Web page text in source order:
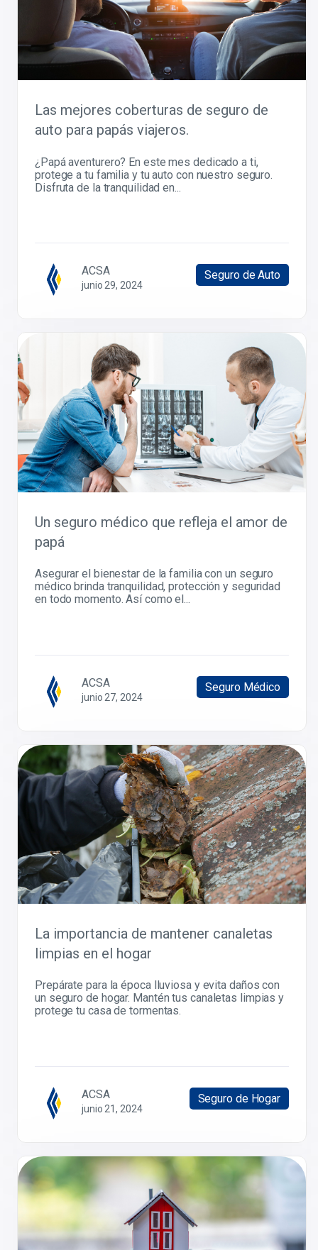
Las mejores coberturas de seguro de
auto para papás viajeros.
¿Papá aventurero? En este mes dedicado a ti,
protege a tu familia y tu auto con nuestro seguro.
Disfruta de la tranquilidad en...
ACSA
junio 29, 2024
Seguro de Auto
Un seguro médico que refleja el amor de
papá
Asegurar el bienestar de la familia con un seguro
médico brinda tranquilidad, protección y seguridad
en todo momento. Así como el...
ACSA
junio 27, 2024
Seguro Médico
La importancia de mantener canaletas
limpias en el hogar
Prepárate para la época lluviosa y evita daños con
un seguro de hogar. Mantén tus canaletas limpias y
protege tu casa de tormentas.
ACSA
junio 21, 2024
Seguro de Hogar